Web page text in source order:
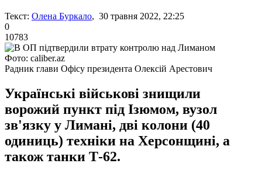
Текст: Олена Буркало, 30 травня 2022, 22:25
0
10783
Фото: caliber.az
Радник глави Офісу президента Олексій Арестович
Українські військові знищили
ворожий пункт під Ізюмом, вузол
зв'язку у Лимані, дві колони (40
одиниць) техніки на Херсонщині, а
також танки Т-62.